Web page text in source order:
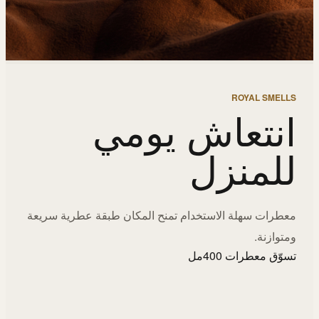
ROYAL SMELLS
انتعاش يومي
للمنزل
معطرات سهلة الاستخدام تمنح المكان طبقة عطرية سريعة
ومتوازنة.
تسوّق معطرات 400مل